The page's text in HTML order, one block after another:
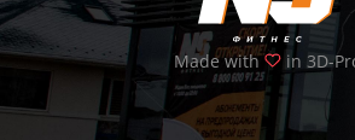
Made with in 3D-